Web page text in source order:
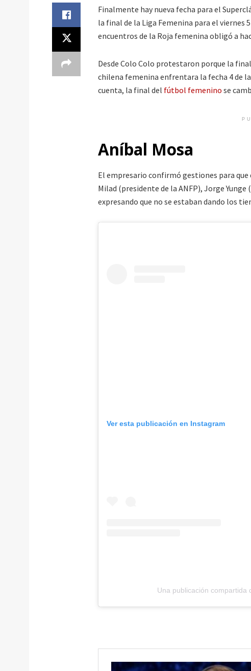
Finalmente hay nueva fecha para el
la final de la Liga Femenina para el viernes
encuentros de la Roja femenina obligó a
Desde Colo Colo protestaron porque la
chilena femenina enfrentara la fecha 4 de
cuenta, la final del fútbol femenino se
Aníbal Mosa
El empresario confirmó gestiones para que
Milad (presidente de la ANFP), Jorge
expresando que no se estaban dando los
Ver esta publicación en Instagram
Una publicación compartida